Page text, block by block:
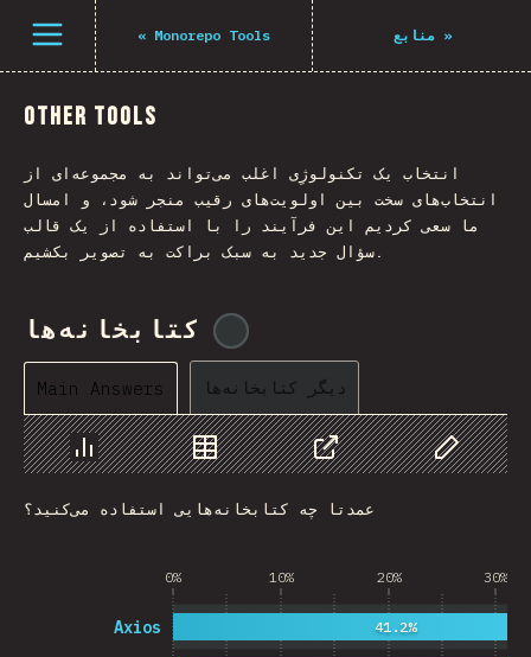
باز کردن منو « Monorepo Tools منابع»
Other Tools
انتخاب یک تکنولوژِی اغلب می‌تواند به مجموعه‌ای از
انتخاب‌های سخت بین اولویت‌های رقیب منجر شود، و امسال
ما سعی کردیم این فرآیند را با استفاده از یک قالب
سؤال جدید به سبک براکت به تصویر بکشیم.
کتابخانه‌ها
Main Answers دیگر کتابخانه‌ها
Chart Data Share
Customize
عمدتا چه کتابخانه‌هایی استفاده می‌کنید؟
0% 10% 20% 30%
Axios 41.2%
Navigated to The State of JS 2021